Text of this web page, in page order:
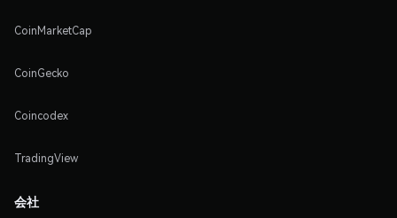
CoinMarketCap
CoinGecko
Coincodex
TradingView
会社